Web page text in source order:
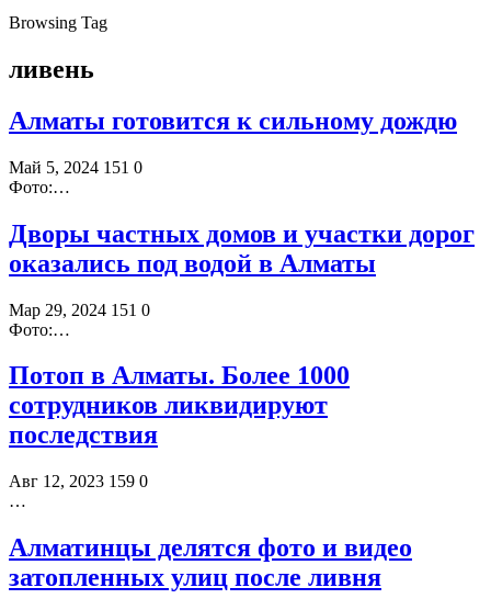
Browsing Tag
ливень
Алматы готовится к сильному дождю
Май 5, 2024 151 0
Фото:…
Дворы частных домов и участки дорог
оказались под водой в Алматы
Мар 29, 2024 151 0
Фото:…
Потоп в Алматы. Более 1000
сотрудников ликвидируют
последствия
Авг 12, 2023 159 0
…
Алматинцы делятся фото и видео
затопленных улиц после ливня